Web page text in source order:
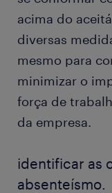
acima do
diversas
mesmo para
minimizar o
força de
da empresa.
identificar as
absenteísmo.